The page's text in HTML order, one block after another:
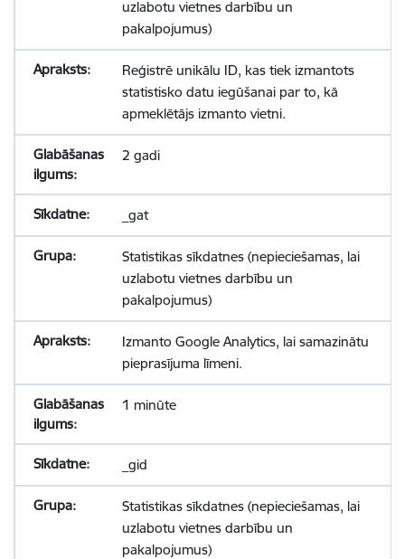
uzlabotu vietnes darbību un
pakalpojumus)
Reģistrē unikālu ID, kas tiek izmantots
statistisko datu iegūšanai par to, kā
apmeklētājs izmanto vietni.
2 gadi
_gat
Statistikas sīkdatnes (nepieciešamas, lai
uzlabotu vietnes darbību un
pakalpojumus)
Izmanto Google Analytics, lai samazinātu
pieprasījuma līmeni.
1 minūte
_gid
Statistikas sīkdatnes (nepieciešamas, lai
uzlabotu vietnes darbību un
pakalpojumus)